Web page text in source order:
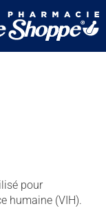
pour
humaine (VIH).